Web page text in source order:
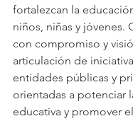
fortalezcan la
niños, niñas y jóvenes.
con compromiso y
articulación de
entidades públicas y
orientadas a potenciar
educativa y promover